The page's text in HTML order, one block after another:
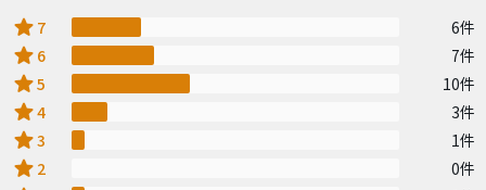
star 7 6件
star 6 7件
star5 10件
star4 3件
star3 1件
star 2 0件